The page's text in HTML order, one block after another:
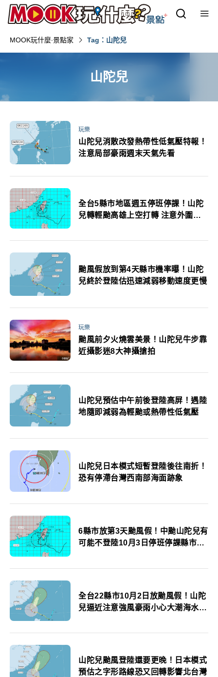
MOOK玩什麼‧景點家 Tag：山陀兒
山陀兒
玩樂
山陀兒消散改發熱帶性低氣壓特報！
注意局部豪雨週末天氣先看
全台5縣市地區週五停班停課！山陀
兒轉輕颱高雄上空打轉 注意外圍環
颱風假放到第4天縣市機率曝！山陀
兒終於登陸估迅速減弱移動速度更慢
玩樂
颱風前夕火燒雲美景！山陀兒牛步靠
近攝影迷8大神攝搶拍
山陀兒預估中午前後登陸高屏！遇陸
地隨即減弱為輕颱或熱帶性低氣壓
山陀兒日本模式短暫登陸後往南折！
恐有停滯台灣西南部海面跡象
6縣市放第3天颱風假！中颱山陀兒有
可能不登陸10月3日停班停課縣市一
全台22縣市10月2日放颱風假！山陀
兒逼近注意強風豪雨小心大潮海水倒
山陀兒颱風登陸還要更晚！日本模式
預估之字形路線恐又回轉影響北台灣